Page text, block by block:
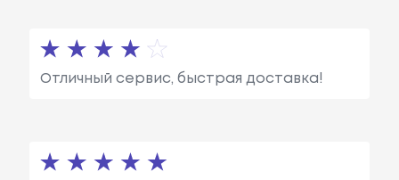
Отличный сервис, быстрая доставка!